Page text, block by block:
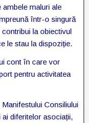
maluri ale
într-o singură
la obiectivul
le stau la dispoziție.
cont în care vor
pentru activitatea
Consiliului
ai diferitelor asociații,